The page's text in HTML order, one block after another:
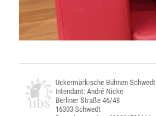
Uckermärkische Bühnen Schwedt
Intendant: André Nicke
Berliner Straße 46/48
16303 Schwedt